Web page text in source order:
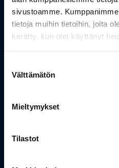
sivustoamme.
tietoja muihin tietoihin, joita
kerätty, kun olet käyttänyt
valinta
Välttämätön
Mieltymykset
Tilastot
Takuu ja